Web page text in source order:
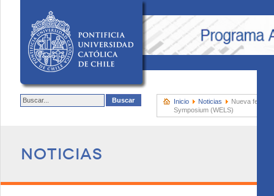
Inicio Noticias
Nueva fecha
Symposium (WELS)
Noticias